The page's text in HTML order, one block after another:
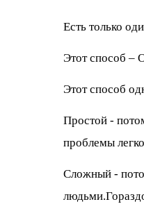
Есть только
Этот способ
Этот способ
Простой -
проблемы
Сложный -